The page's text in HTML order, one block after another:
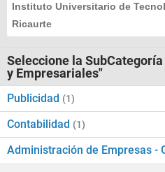
Instituto Universitario de
Ricaurte
Seleccione la
y Empresariales"
Publicidad (1)
Contabilidad (1)
Administración de Empresas -